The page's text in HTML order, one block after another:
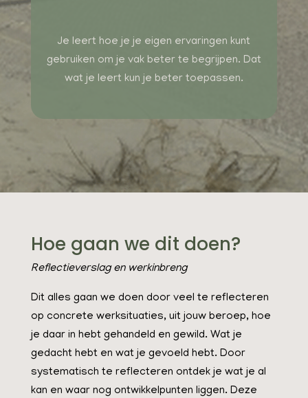
Je leert hoe je je eigen ervaringen kunt
gebruiken om je vak beter te begrijpen. Dat
wat je leert kun je beter toepassen.
Hoe gaan we dit doen?
Reflectieverslag en werkinbreng
Dit alles gaan we doen door veel te reflecteren
op concrete werksituaties, uit jouw beroep, hoe
je daar in hebt gehandeld en gewild. Wat je
gedacht hebt en wat je gevoeld hebt. Door
systematisch te reflecteren ontdek je wat je al
kan en waar nog ontwikkelpunten liggen. Deze